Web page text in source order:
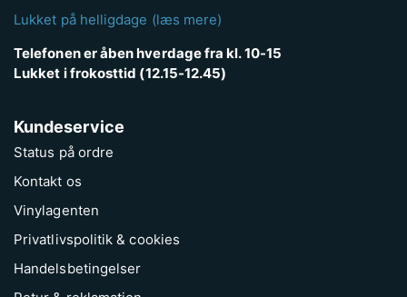
Lukket på helligdage (læs mere)
Telefonen er åben hverdage fra kl. 10-15
Lukket i frokosttid (12.15-12.45)
Kundeservice
Status på ordre
Kontakt os
Vinylagenten
Privatlivspolitik & cookies
Handelsbetingelser